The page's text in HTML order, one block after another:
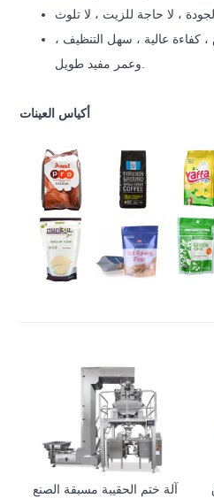
كفاءة عالية ، سهل التنظيف ،
أكياس العينات
آلة ختم الحقيبة مسبقة الصنع